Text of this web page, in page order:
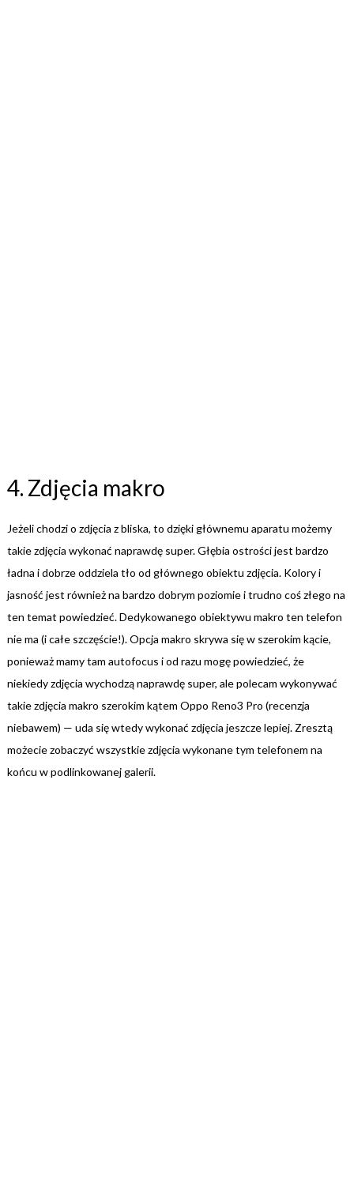
4. Zdjęcia makro
Jeżeli chodzi o zdjęcia z bliska, to dzięki głównemu aparatu możemy
takie zdjęcia wykonać naprawdę super. Głębia ostrości jest bardzo
ładna i dobrze oddziela tło od głównego obiektu zdjęcia. Kolory i
jasność jest również na bardzo dobrym poziomie i trudno coś złego na
ten temat powiedzieć. Dedykowanego obiektywu makro ten telefon
nie ma (i całe szczęście!). Opcja makro skrywa się w szerokim kącie,
ponieważ mamy tam autofocus i od razu mogę powiedzieć, że
niekiedy zdjęcia wychodzą naprawdę super, ale polecam wykonywać
takie zdjęcia makro szerokim kątem Oppo Reno3 Pro (recenzja
niebawem) — uda się wtedy wykonać zdjęcia jeszcze lepiej. Zresztą
możecie zobaczyć wszystkie zdjęcia wykonane tym telefonem na
końcu w podlinkowanej galerii.